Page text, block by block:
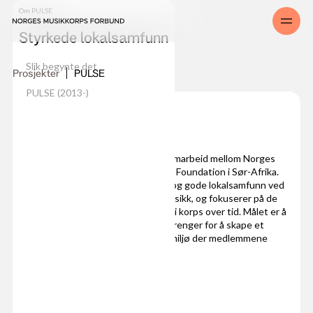
Prosjekter PULSE
PULSE (2013-) er et utvekslingssamarbeid mellom Norges
Musikkorps Forbund og Field Band Foundation i Sør-Afrika.
Prosjektet bidrar til inkluderende og gode lokalsamfunn ved
å styrke barn og unge gjennom musikk, og fokuserer på de
positive helseeffektene av å være i korps over tid. Målet er å
gi korpsledere de verktøyene de trenger for å skape et
inkluderende og helhetlig læringsmiljø der medlemmene
Om PULSE
Styrkede lokalsamfunn
Slik begynte det
PULSE (2013-)